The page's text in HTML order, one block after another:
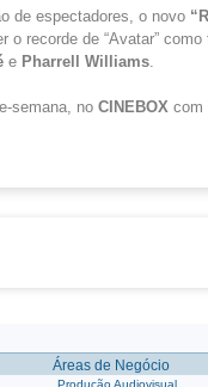
de espectadores, o novo
o recorde de “Avatar”
e Pharrell Williams.
semana, no CINEBOXcom
Áreas de Negócio
Produção Audiovisual